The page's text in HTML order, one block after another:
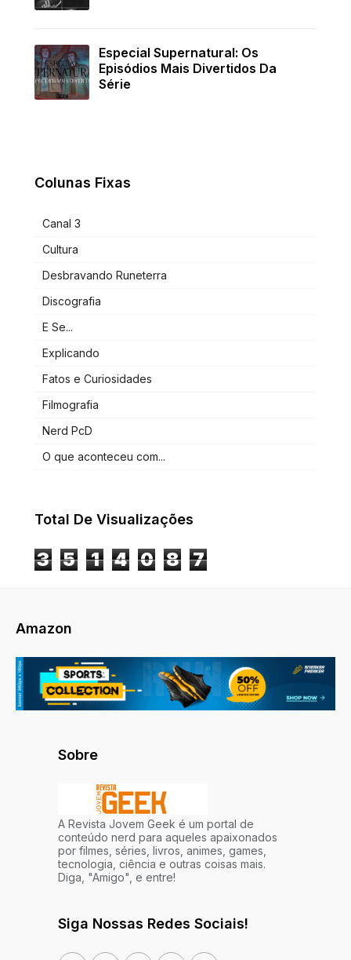
Especial Supernatural: Os
Episódios Mais Divertidos Da
Série
Colunas Fixas
Canal 3
Cultura
Desbravando Runeterra
Discografia
E Se...
Explicando
Fatos e Curiosidades
Filmografia
Nerd PcD
O que aconteceu com...
Total De Visualizações
3 5 1 4 0 8 7
Amazon
Sobre
A Revista Jovem Geek é um portal de
conteúdo nerd para aqueles apaixonados
por filmes, séries, livros, animes, games,
tecnologia, ciência e outras coisas mais.
Diga, "Amigo", e entre!
Siga Nossas Redes Sociais!